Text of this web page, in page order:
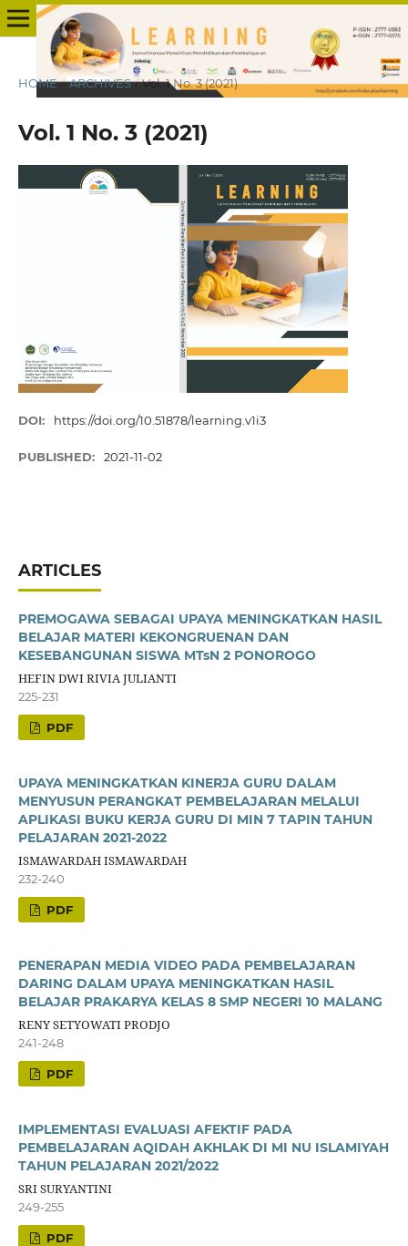
HOME / ARCHIVES / Vol. 1 No. 3 (2021)
Vol. 1 No. 3 (2021)
DOI: https://doi.org/10.51878/learning.v1i3
PUBLISHED: 2021-11-02
ARTICLES
PREMOGAWA SEBAGAI UPAYA MENINGKATKAN HASIL
BELAJAR MATERI KEKONGRUENAN DAN
KESEBANGUNAN SISWA MTsN 2 PONOROGO
HEFIN DWI RIVIA JULIANTI
225-231
PDF
UPAYA MENINGKATKAN KINERJA GURU DALAM
MENYUSUN PERANGKAT PEMBELAJARAN MELALUI
APLIKASI BUKU KERJA GURU DI MIN 7 TAPIN TAHUN
PELAJARAN 2021-2022
ISMAWARDAH ISMAWARDAH
232-240
PDF
PENERAPAN MEDIA VIDEO PADA PEMBELAJARAN
DARING DALAM UPAYA MENINGKATKAN HASIL
BELAJAR PRAKARYA KELAS 8 SMP NEGERI 10 MALANG
RENY SETYOWATI PRODJO
241-248
PDF
IMPLEMENTASI EVALUASI AFEKTIF PADA
PEMBELAJARAN AQIDAH AKHLAK DI MI NU ISLAMIYAH
TAHUN PELAJARAN 2021/2022
SRI SURYANTINI
249-255
PDF